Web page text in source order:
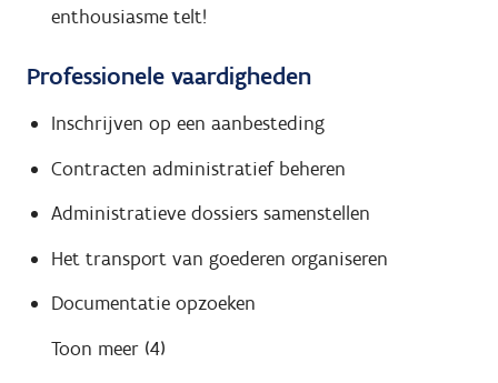
enthousiasme telt!
Professionele vaardigheden
Inschrijven op een aanbesteding
Contracten administratief beheren
Administratieve dossiers samenstellen
Het transport van goederen organiseren
Documentatie opzoeken
Toon meer (4)